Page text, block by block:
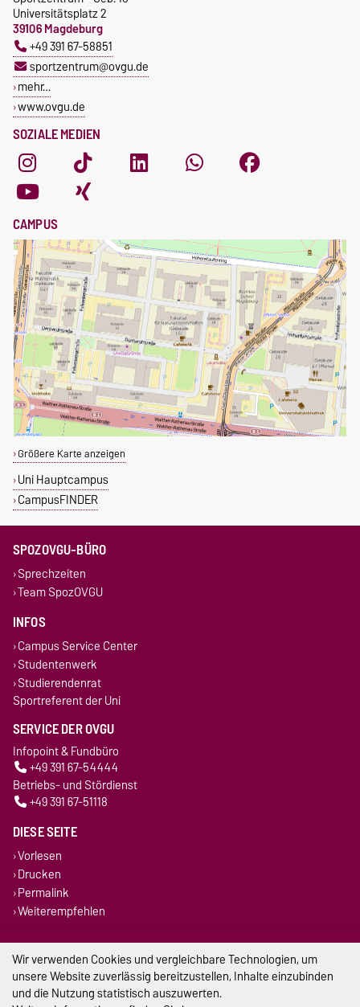
SOZIALE MEDIEN
Universitätsplatz 2
39106 Magdeburg
+49 391 67-58851
sportzentrum@ovgu.de
mehr…
www.ovgu.de
CAMPUS
Größere Karte anzeigen
Uni Hauptcampus
CampusFINDER
SPOZOVGU-BÜRO
Sprechzeiten
Team SpozOVGU
INFOS
Campus Service Center
Studentenwerk
Studierendenrat
Sportreferent der Uni
SERVICE DER OVGU
Infopoint & Fundbüro
+49 391 67-54444
Betriebs- und Stördienst
+49 391 67-51118
DIESE SEITE
Vorlesen
Drucken
Permalink
Weiterempfehlen
Impressum
Datenschutz
Wir verwenden Cookies und vergleichbare Technologien, um
unsere Website zuverlässig bereitzustellen, Inhalte einzubinden
und die Nutzung statistisch auszuwerten.